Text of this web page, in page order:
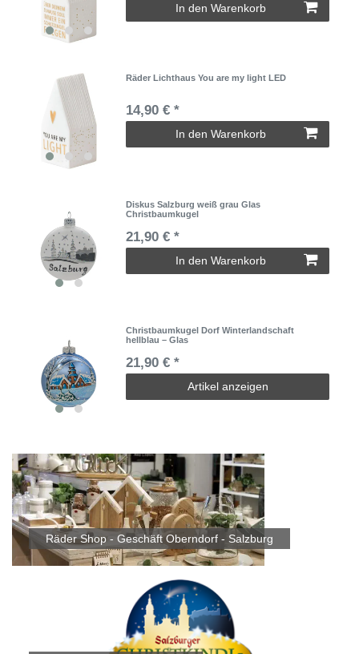
In den Warenkorb
Räder Lichthaus You are my light LED
14,90 € *
In den Warenkorb
Diskus Salzburg weiß grau Glas
Christbaumkugel
21,90 € *
In den Warenkorb
Christbaumkugel Dorf Winterlandschaft
hellblau – Glas
21,90 € *
Artikel anzeigen
Räder Shop - Geschäft Oberndorf - Salzburg